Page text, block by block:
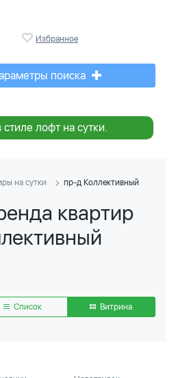
Избранное
поиска
лофт на сутки.
на сутки пр-д Коллективный
квартир
Список Витрина